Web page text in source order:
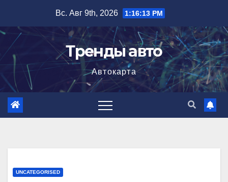
содержимому
Вс. Авг 9th, 2026 1:16:14 PM
Тренды авто
Автокарта
UNCATEGORISED